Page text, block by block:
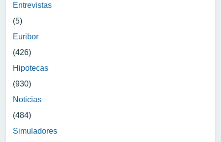
Entrevistas
(5)
Euribor
(426)
Hipotecas
(930)
Noticias
(484)
Simuladores